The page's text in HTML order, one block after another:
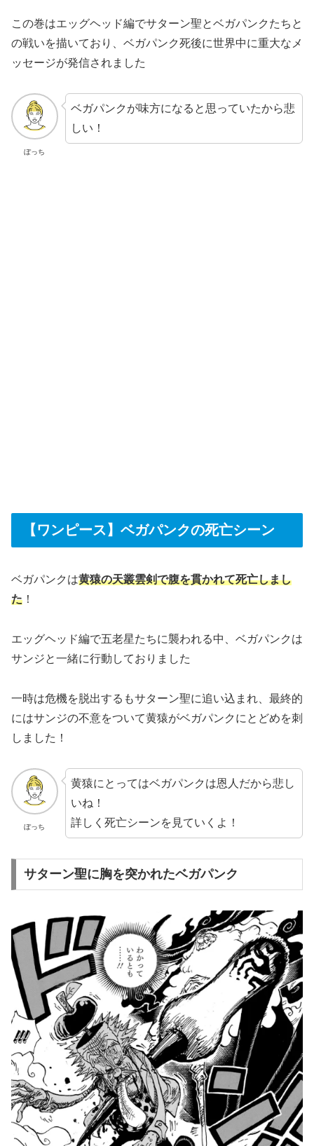
この巻はエッグヘッド編でサターン聖とベガパンクたちと
の戦いを描いており、ベガパンク死後に世界中に重大なメ
ッセージが発信されました
ぼっち
ベガパンクが味方になると思っていたから悲
しい！
【ワンピース】ベガパンクの死亡シーン
ベガパンクは黄猿の天叢雲剣で腹を貫かれて死亡しまし
た ！
エッグヘッド編で五老星たちに襲われる中、ベガパンクは
サンジと一緒に行動しておりました
一時は危機を脱出するもサターン聖に追い込まれ、最終的
にはサンジの不意をついて黄猿がベガパンクにとどめを刺
しました！
ぼっち
黄猿にとってはベガパンクは恩人だから悲し
いね！
詳しく死亡シーンを見ていくよ！
サターン聖に胸を突かれたベガパンク